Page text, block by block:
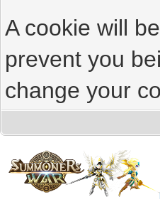
A cookie will
prevent you
change your